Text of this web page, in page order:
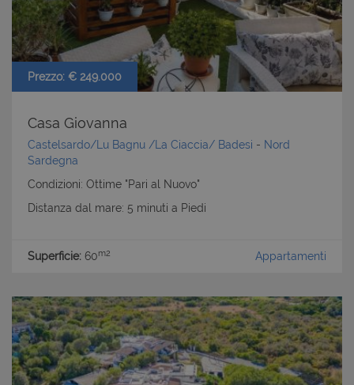
Prezzo: € 249.000
Casa Giovanna
Castelsardo/Lu Bagnu /La Ciaccia/ Badesi - Nord
Sardegna
Condizioni: Ottime "Pari al Nuovo"
Distanza dal mare: 5 minuti a Piedi
Superficie: 60m2 Appartamenti